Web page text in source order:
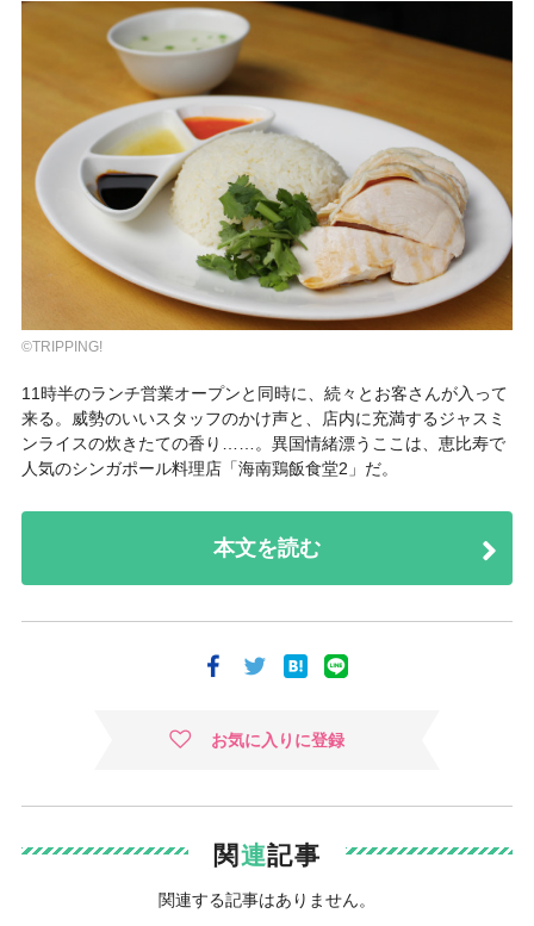
©TRIPPING!
11時半のランチ営業オープンと同時に、続々とお客さんが入って
来る。威勢のいいスタッフのかけ声と、店内に充満するジャスミ
ンライスの炊きたての香り……。異国情緒漂うここは、恵比寿で
人気のシンガポール料理店「海南鶏飯食堂2」だ。
本文を読む
お気に入りに登録
関連記事
関連する記事はありません。